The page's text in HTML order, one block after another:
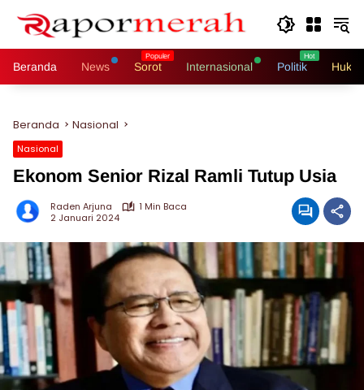
Beranda News Sorot Internasional Politik
Beranda Nasional
Nasional
Ekonom Senior Rizal Ramli Tutup Usia
Raden Arjuna
1 Min Baca
2 Januari 2024